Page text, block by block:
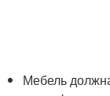
Мебель